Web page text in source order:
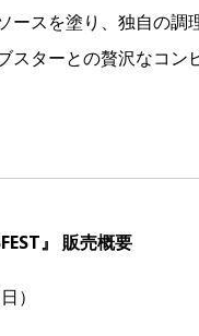
スを塗り、独自の調
ターとの贅沢なコン
』 販売概要
）